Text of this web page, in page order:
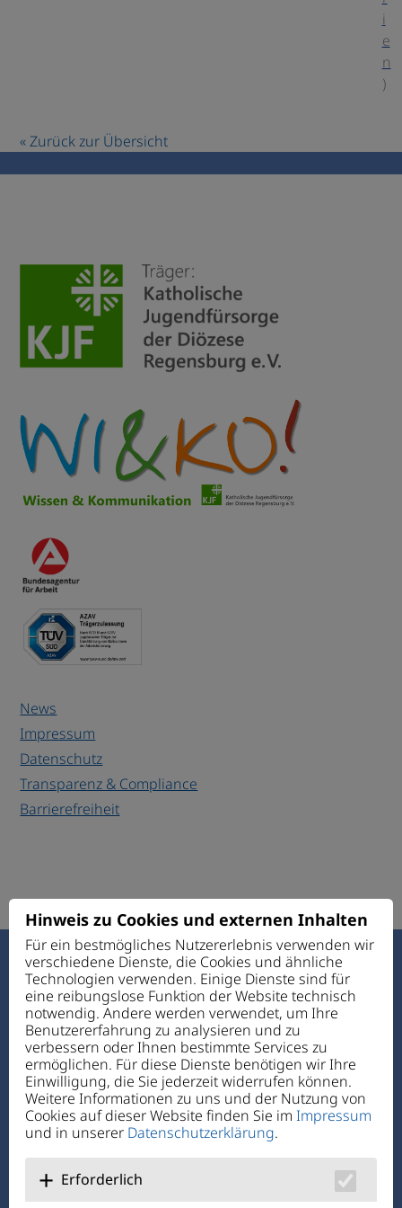
i
e
n
)
« Zurück zur Übersicht
News
Impressum
Datenschutz
Transparenz & Compliance
Barrierefreiheit
Haus des Guten Hirten
Ettmannsdorfer Str. 131
92421 Schwandorf
Telefon:+49 94 31 72 4-0
Telefax: +49 94 31 7 24-1 11
E-Mail:verwaltung@hdgh.de
Über Uns
Jobs + Karriere
Hinweis zu Cookies und externen Inhalten
Für ein bestmögliches Nutzererlebnis verwenden wir
verschiedene Dienste, die Cookies und ähnliche
Technologien verwenden. Einige Dienste sind für
eine reibungslose Funktion der Website technisch
notwendig. Andere werden verwendet, um Ihre
Benutzererfahrung zu analysieren und zu
verbessern oder Ihnen bestimmte Services zu
ermöglichen. Für diese Dienste benötigen wir Ihre
Einwilligung, die Sie jederzeit widerrufen können.
Weitere Informationen zu uns und der Nutzung von
Cookies auf dieser Website finden Sie im Impressum
und in unserer Datenschutzerklärung.
Erforderlich